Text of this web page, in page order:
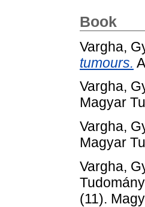
Book
Vargha,
tumours.
Vargha,
Magyar
Vargha,
Magyar
Vargha,
(11).